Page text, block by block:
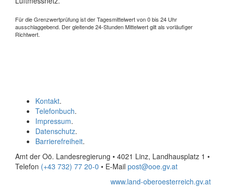
Für die Grenzwertprüfung ist der Tagesmittelwert von 0 bis 24 Uhr
ausschlaggebend. Der gleitende 24-Stunden Mittelwert gilt als vorläufiger
Richtwert.
Kontakt.
Telefonbuch.
Impressum.
Datenschutz.
Barrierefreiheit.
Amt der Oö. Landesregierung • 4021 Linz, Landhausplatz 1 •
Telefon (+43 732) 77 20-0 • E-Mail post@ooe.gv.at
www.land-oberoesterreich.gv.at